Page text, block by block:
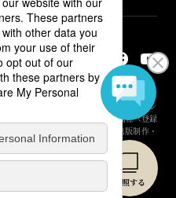
子書籍配信サービスが、著作権者からコン
サービスであることを示す登録商標（登録
は［ABJマーク］または［電子出版制作・
。